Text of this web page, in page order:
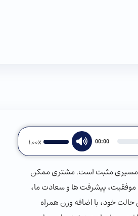
00:00
Use
Up/Down
Arrow
keys
to
1.00x
مسیری مثبت است. مشتری ممکن
پیشرفت ها و سعادت ما،
خود، با اضافه وزن همراه